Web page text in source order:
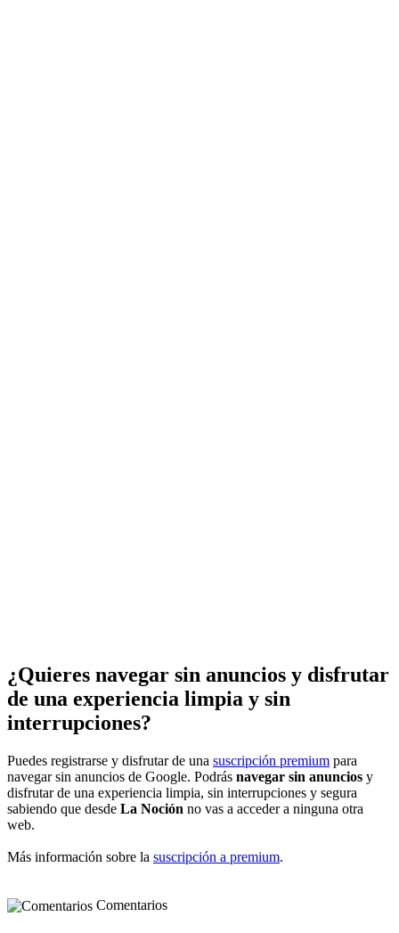
¿Quieres navegar sin anuncios y disfrutar
de una experiencia limpia y sin
interrupciones?
Puedes registrarse y disfrutar de una suscripción premium para
navegar sin anuncios de Google. Podrás navegar sin anuncios y
disfrutar de una experiencia limpia, sin interrupciones y segura
sabiendo que desde La Noción no vas a acceder a ninguna otra
web.
Más información sobre la suscripción a premium.
Comentarios